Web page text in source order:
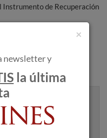
Instrumento de Recuperación
×
newsletter y
la última